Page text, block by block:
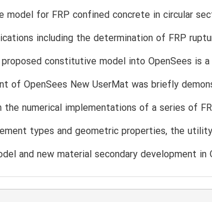
model for FRP confined concrete in circular
including the determination of FRP
constitutive model into OpenSees is
of OpenSees New UserMat was briefly
the numerical implementations of a series of
types and geometric properties, the
and new material secondary development